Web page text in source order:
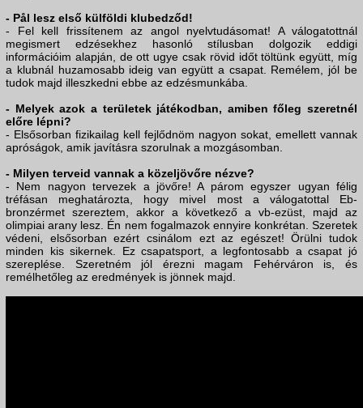
- Pål lesz első külföldi klubedződ!
- Fel kell frissítenem az angol nyelvtudásomat! A válogatottnál
megismert edzésekhez hasonló stílusban dolgozik eddigi
információim alapján, de ott ugye csak rövid időt töltünk együtt, míg
a klubnál huzamosabb ideig van együtt a csapat. Remélem, jól be
tudok majd illeszkedni ebbe az edzésmunkába.
- Melyek azok a területek játékodban, amiben főleg szeretnél
előre lépni?
- Elsősorban fizikailag kell fejlődnöm nagyon sokat, emellett vannak
apróságok, amik javításra szorulnak a mozgásomban.
- Milyen terveid vannak a közeljövőre nézve?
- Nem nagyon tervezek a jövőre! A párom egyszer ugyan félig
tréfásan meghatározta, hogy mivel most a válogatottal Eb-
bronzérmet szereztem, akkor a következő a vb-ezüst, majd az
olimpiai arany lesz. Én nem fogalmazok ennyire konkrétan. Szeretek
védeni, elsősorban ezért csinálom ezt az egészet! Örülni tudok
minden kis sikernek. Ez csapatsport, a legfontosabb a csapat jó
szereplése. Szeretném jól érezni magam Fehérváron is, és
remélhetőleg az eredmények is jönnek majd.